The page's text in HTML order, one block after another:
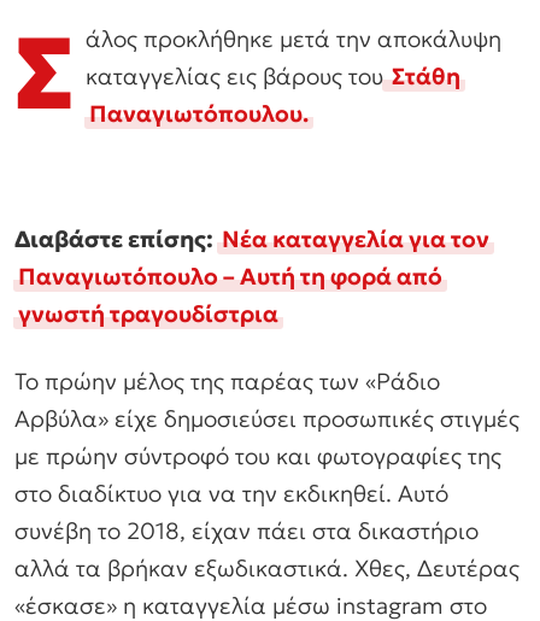
Σ άλος προκλήθηκε μετά την αποκάλυψη
καταγγελίας εις βάρους τουΣτάθη
Παναγιωτόπουλου.
Διαβάστε επίσης:Νέα καταγγελία για τον
Παναγιωτόπουλο – Αυτή τη φορά από
γνωστή τραγουδίστρια
Το πρώην μέλος της παρέας των «Ράδιο
Αρβύλα» είχε δημοσιεύσει προσωπικές στιγμές
με πρώην σύντροφό του και φωτογραφίες της
στο διαδίκτυο για να την εκδικηθεί. Αυτό
συνέβη το 2018, είχαν πάει στα δικαστήριο
αλλά τα βρήκαν εξωδικαστικά. Χθες, Δευτέρας
«έσκασε» η καταγγελία μέσω instagram στο